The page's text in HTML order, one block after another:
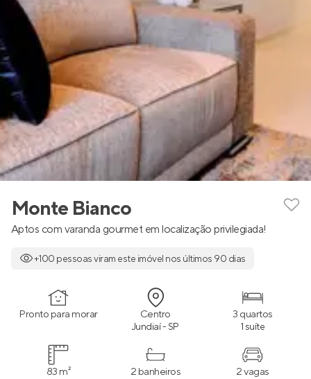
Monte Bianco
Aptos com varanda gourmet em localização privilegiada!
+100 pessoas viram este imóvel nos últimos 90 dias
Pronto para morar Centro
Jundiaí - SP
3 quartos
1 suíte
83 m² 2 banheiros 2 vagas